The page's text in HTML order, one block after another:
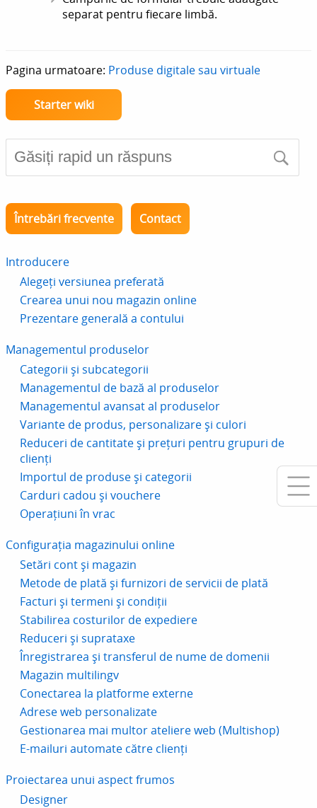
separat pentru fiecare limbă.
Pagina urmatoare: Produse digitale sau virtuale
Starter wiki
Întrebări frecvente Contact
Introducere
Alegeți versiunea preferată
Crearea unui nou magazin online
Prezentare generală a contului
Managementul produselor
Categorii și subcategorii
Managementul de bază al produselor
Managementul avansat al produselor
Variante de produs, personalizare și culori
Reduceri de cantitate și prețuri pentru grupuri de
clienți
Importul de produse și categorii
Carduri cadou și vouchere
Operațiuni în vrac
Configurația magazinului online
Setări cont și magazin
Metode de plată și furnizori de servicii de plată
Facturi și termeni și condiții
Stabilirea costurilor de expediere
Reduceri și suprataxe
Înregistrarea și transferul de nume de domenii
Magazin multilingv
Conectarea la platforme externe
Adrese web personalizate
Gestionarea mai multor ateliere web (Multishop)
E-mailuri automate către clienți
Proiectarea unui aspect frumos
Designer